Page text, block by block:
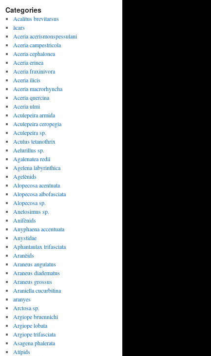
Categories
Acalitus brevitarsus
àcars
Aceria acerismonspessulani
Aceria campestricola
Aceria cephalonea
Aceria erinea
Aceria fraxinivora
Aceria ilicis
Aceria macrorhyncha
Aceria quercina
Aceria ulmi
Aculepeira armida
Aculepeira ceropegia
Aculepeira sp.
Aculus tetanothrix
Aelurillus sp.
Agalenatea redii
Agelena labyrinthica
Agelènids
Alopecosa acentuata
Alopecosa albofasciata
Alopecosa sp.
Anelosimus sp.
Anifènids
Anyphaena accentuata
Anystidae
Aphantaulax trifasciata
Aranèids
Araneus angulatus
Araneus diadematus
Araneus grossus
Araniella cucurbitina
aranyes
Arctosa sp.
Argiope bruennichi
Argiope lobata
Argiope trifasciata
Asagena phalerata
Atípids